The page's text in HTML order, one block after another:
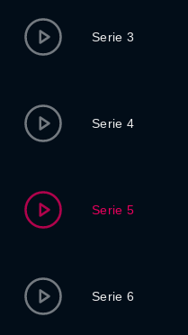
Serie 3
Serie 4
Serie 5
Serie 6